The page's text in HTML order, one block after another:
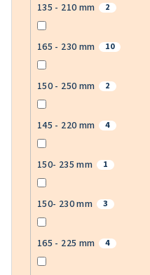
135 - 210 mm 2
165 - 230 mm 10
150 - 250 mm 2
145 - 220 mm 4
150- 235 mm 1
150- 230 mm 3
165 - 225 mm 4